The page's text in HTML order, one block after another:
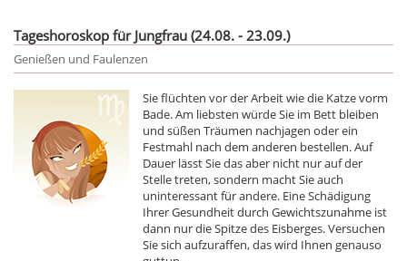
Tageshoroskop für Jungfrau (24.08. - 23.09.)
Genießen und Faulenzen
Sie flüchten vor der Arbeit wie die Katze vorm
Bade. Am liebsten würde Sie im Bett bleiben
und süßen Träumen nachjagen oder ein
Festmahl nach dem anderen bestellen. Auf
Dauer lässt Sie das aber nicht nur auf der
Stelle treten, sondern macht Sie auch
uninteressant für andere. Eine Schädigung
Ihrer Gesundheit durch Gewichtszunahme ist
dann nur die Spitze des Eisberges. Versuchen
Sie sich aufzuraffen, das wird Ihnen genauso